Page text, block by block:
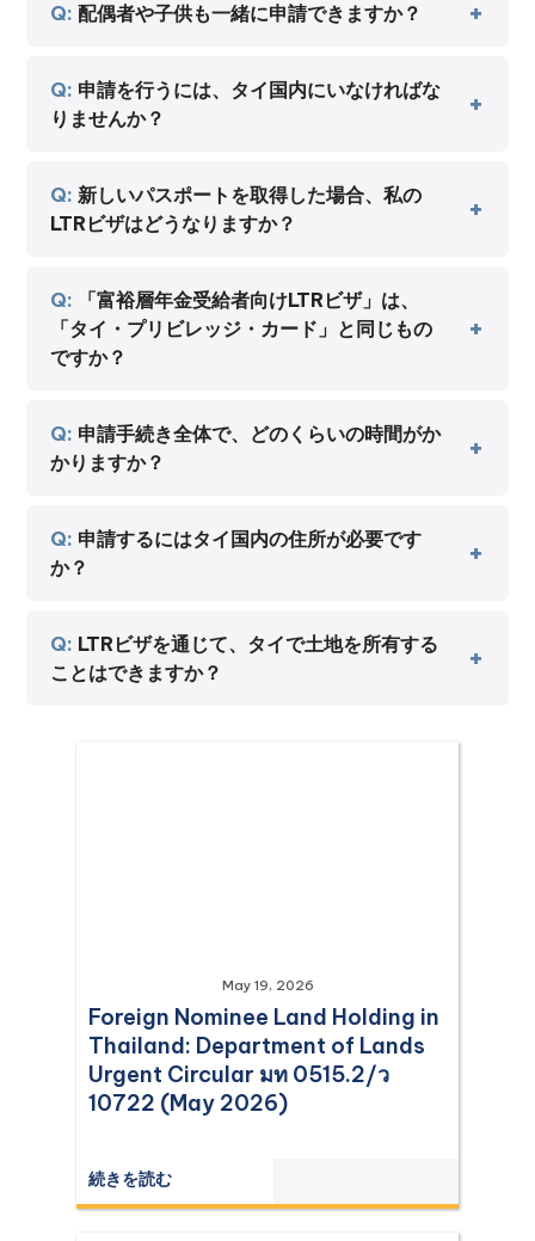
配偶者や子供も一緒に申請できますか？
申請を行うには、タイ国内にいなければな
りませんか？
新しいパスポートを取得した場合、私の
LTRビザはどうなりますか？
「富裕層年金受給者向けLTRビザ」は、
「タイ・プリビレッジ・カード」と同じもの
ですか？
申請手続き全体で、どのくらいの時間がか
かりますか？
申請するにはタイ国内の住所が必要です
か？
LTRビザを通じて、タイで土地を所有する
ことはできますか？
May 19, 2026
Foreign Nominee Land Holding in
Thailand: Department of Lands
Urgent Circular มท 0515.2/ว
10722 (May 2026)
続きを読む